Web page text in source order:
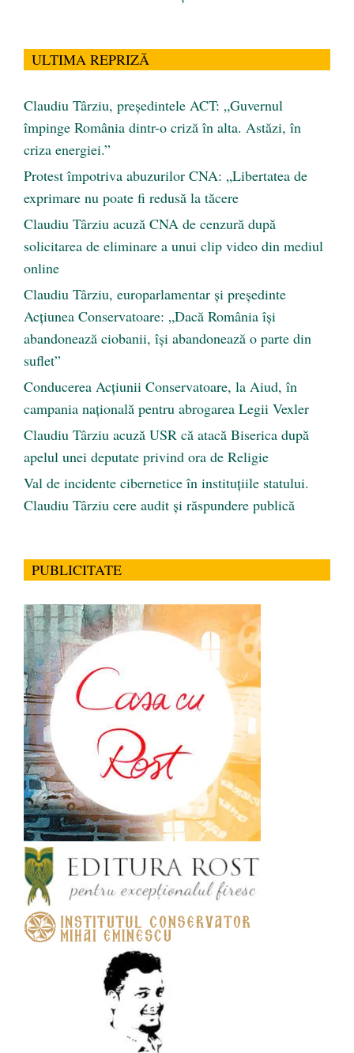
ULTIMA REPRIZĂ
Claudiu Târziu, președintele ACT: „Guvernul
împinge România dintr-o criză în alta. Astăzi, în
criza energiei.”
Protest împotriva abuzurilor CNA: „Libertatea de
exprimare nu poate fi redusă la tăcere
Claudiu Târziu acuză CNA de cenzură după
solicitarea de eliminare a unui clip video din mediul
online
Claudiu Târziu, europarlamentar și președinte
Acțiunea Conservatoare: „Dacă România își
abandonează ciobanii, își abandonează o parte din
suflet”
Conducerea Acțiunii Conservatoare, la Aiud, în
campania națională pentru abrogarea Legii Vexler
Claudiu Târziu acuză USR că atacă Biserica după
apelul unei deputate privind ora de Religie
Val de incidente cibernetice în instituțiile statului.
Claudiu Târziu cere audit și răspundere publică
PUBLICITATE